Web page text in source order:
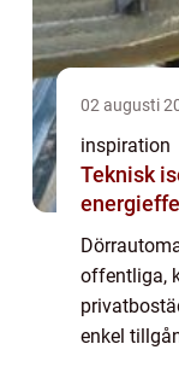
02 augusti
inspiration
Teknisk
offentliga,
enkel